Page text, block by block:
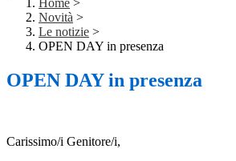
Home >
Novità >
Le notizie >
OPEN DAY in presenza
OPEN DAY in presenza
Carissimo/i Genitore/i,